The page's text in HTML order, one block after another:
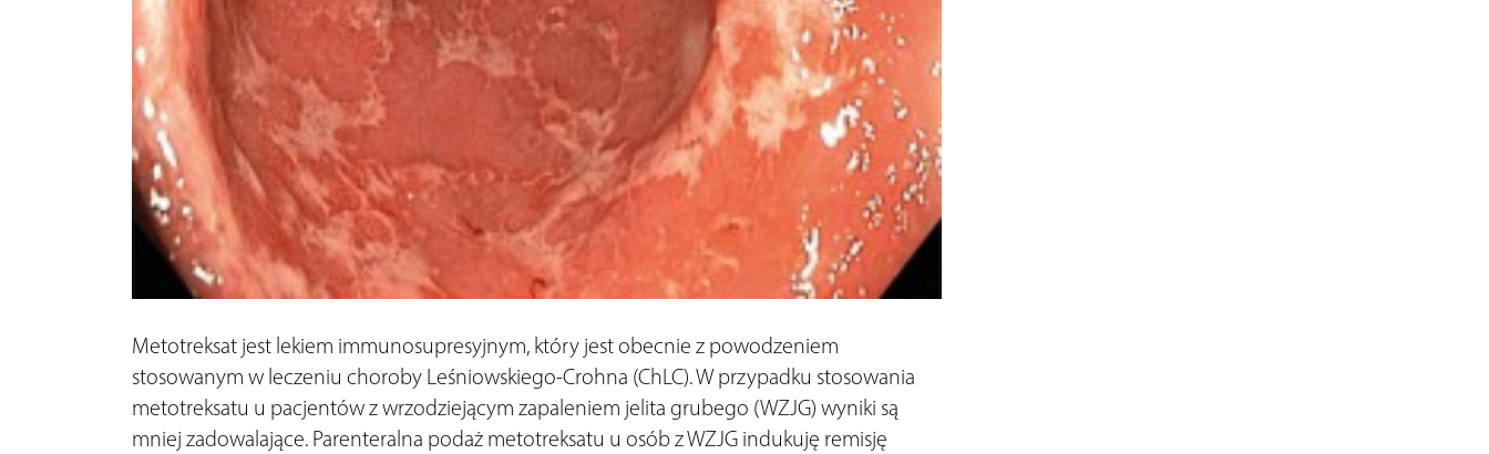
Metotreksat jest lekiem immunosupresyjnym, który jest obecnie z powodzeniem
stosowanym w leczeniu choroby Leśniowskiego-Crohna (ChLC). W przypadku stosowania
metotreksatu u pacjentów z wrzodziejącym zapaleniem jelita grubego (WZJG) wyniki są
mniej zadowalające. Parenteralna podaż metotreksatu u osób z WZJG indukuję remisję